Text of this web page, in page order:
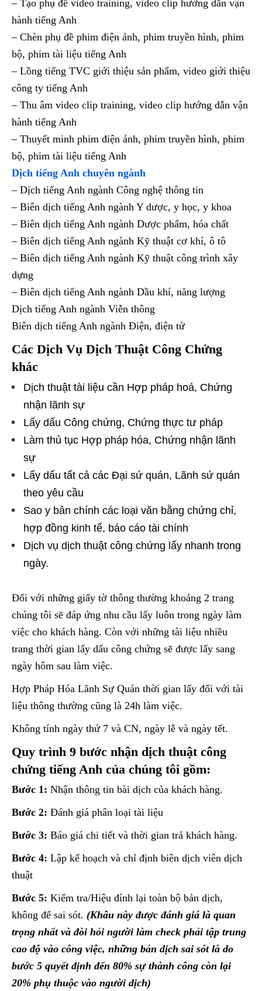
– Tạo phụ đề video training, video clip hướng dẫn vận
hành tiếng Anh
– Chèn phụ đề phim điện ảnh, phim truyền hình, phim
bộ, phim tài liệu tiếng Anh
– Lồng tiếng TVC giới thiệu sản phẩm, video giới thiệu
công ty tiếng Anh
– Thu âm video clip training, video clip hướng dẫn vận
hành tiếng Anh
– Thuyết minh phim điện ảnh, phim truyền hình, phim
bộ, phim tài liệu tiếng Anh
Dịch tiếng Anh chuyên ngành
– Dịch tiếng Anh ngành Công nghệ thông tin
– Biên dịch tiếng Anh ngành Y dược, y học, y khoa
– Biên dịch tiếng Anh ngành Dược phẩm, hóa chất
– Biên dịch tiếng Anh ngành Kỹ thuật cơ khí, ô tô
– Biên dịch tiếng Anh ngành Kỹ thuật công trình xây
dựng
– Biên dịch tiếng Anh ngành Dầu khí, năng lượng
Dịch tiếng Anh ngành Viễn thông
Biên dịch tiếng Anh ngành Điện, điện tử
Các Dịch Vụ Dịch Thuật Công Chứng
khác
Dịch thuật tài liệu cần Hợp pháp hoá, Chứng
nhận lãnh sự
Lấy dấu Công chứng, Chứng thực tư pháp
Làm thủ tục Hợp pháp hóa, Chứng nhận lãnh
sự
Lấy dấu tất cả các Đại sứ quán, Lãnh sứ quán
theo yêu cầu
Sao y bản chính các loại văn bằng chứng chỉ,
hợp đồng kinh tế, báo cáo tài chính
Dịch vụ dịch thuật công chứng lấy nhanh trong
ngày.
Đối với những giấy tờ thông thường khoảng 2 trang
chúng tôi sẽ đáp ứng nhu cầu lấy luôn trong ngày làm
việc cho khách hàng. Còn với những tài liệu nhiều
trang thời gian lấy dấu công chứng sẽ được lấy sang
ngày hôm sau làm việc.
Hợp Pháp Hóa Lãnh Sự Quán thời gian lấy đối với tài
liệu thông thường cũng là 24h làm việc.
Không tính ngày thứ 7 và CN, ngày lễ và ngày tết.
Quy trình 9 bước nhận dịch thuật công
chứng tiếng Anh của chúng tôi gồm:
Bước 1: Nhận thông tin bài dịch của khách hàng.
Bước 2: Đánh giá phân loại tài liệu
Bước 3: Báo giá chi tiết và thời gian trả khách hàng.
Bước 4: Lập kế hoạch và chỉ định biên dịch viên dịch
thuật
Bước 5: Kiểm tra/Hiệu đính lại toàn bộ bản dịch,
không để sai sót. (Khâu này được đánh giá là quan
trọng nhất và đòi hỏi người làm check phải tập trung
cao độ vào công việc, những bản dịch sai sót là do
bước 5 quyết định đến 80% sự thành công còn lại
20% phụ thuộc vào người dịch)